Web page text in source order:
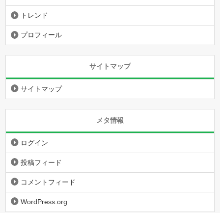
トレンド
プロフィール
サイトマップ
サイトマップ
メタ情報
ログイン
投稿フィード
コメントフィード
WordPress.org